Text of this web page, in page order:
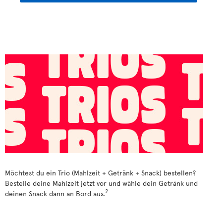
Möchtest du ein Trio (Mahlzeit + Getränk + Snack) bestellen?
Bestelle deine Mahlzeit jetzt vor und wähle dein Getränk und
deinen Snack dann an Bord aus.2